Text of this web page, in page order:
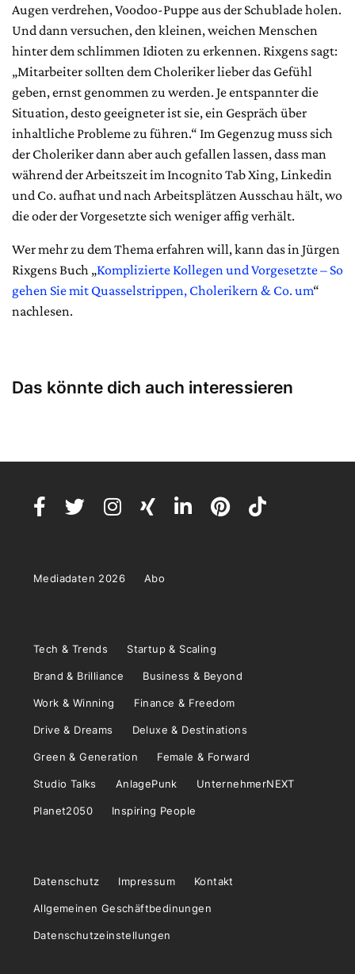
Augen verdrehen, Voodoo-Puppe aus der Schublade holen.
Und dann versuchen, den kleinen, weichen Menschen
hinter dem schlimmen Idioten zu erkennen. Rixgens sagt:
„Mitarbeiter sollten dem Choleriker lieber das Gefühl
geben, ernst genommen zu werden. Je entspannter die
Situation, desto geeigneter ist sie, ein Gespräch über
inhaltliche Probleme zu führen.“ Im Gegenzug muss sich
der Choleriker dann aber auch gefallen lassen, dass man
während der Arbeitszeit im Incognito Tab Xing, Linkedin
und Co. aufhat und nach Arbeitsplätzen Ausschau hält, wo
die oder der Vorgesetzte sich weniger affig verhält.
Wer mehr zu dem Thema erfahren will, kann das in Jürgen
Rixgens Buch „Komplizierte Kollegen und Vorgesetzte – So
gehen Sie mit Quasselstrippen, Cholerikern & Co. um“
nachlesen.
Das könnte dich auch interessieren
Mediadaten 2026 Abo
Tech & Trends Startup & Scaling
Brand & Brilliance Business & Beyond
Work & Winning Finance & Freedom
Drive & Dreams Deluxe & Destinations
Green & Generation Female & Forward
Studio Talks AnlagePunk UnternehmerNEXT
Planet2050 Inspiring People
Datenschutz Impressum Kontakt
Allgemeinen Geschäftbedinungen
Datenschutzeinstellungen